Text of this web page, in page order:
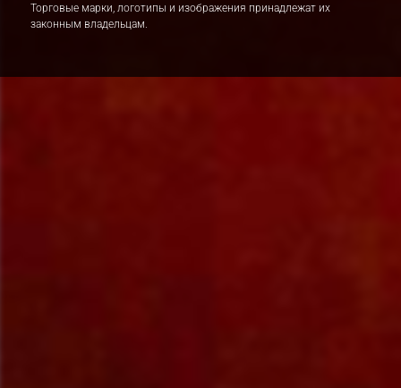
Торговые марки, логотипы и изображения принадлежат их
законным владельцам.